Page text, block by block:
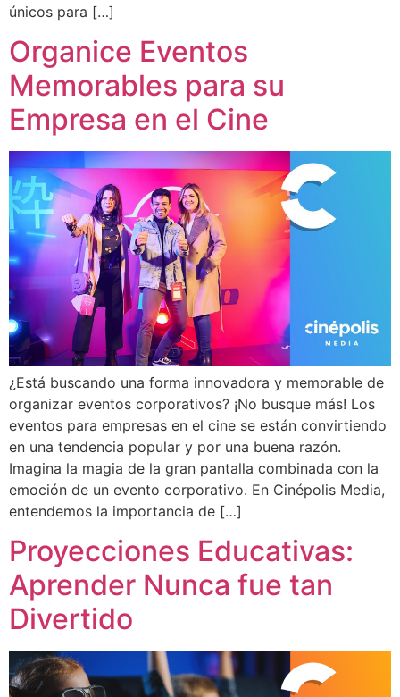
únicos para […]
Organice Eventos
Memorables para su
Empresa en el Cine
¿Está buscando una forma innovadora y memorable de
organizar eventos corporativos? ¡No busque más! Los
eventos para empresas en el cine se están convirtiendo
en una tendencia popular y por una buena razón.
Imagina la magia de la gran pantalla combinada con la
emoción de un evento corporativo. En Cinépolis Media,
entendemos la importancia de […]
Proyecciones Educativas:
Aprender Nunca fue tan
Divertido